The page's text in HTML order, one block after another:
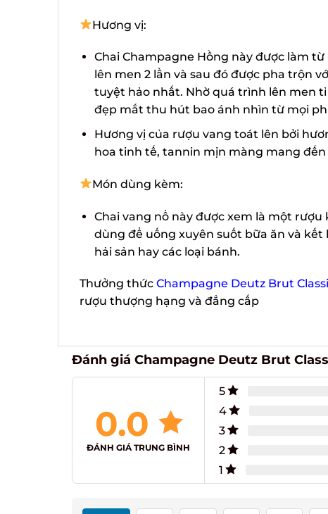
Hương vị:
Chai Champagne Hồng này được làm
lên men 2 lần và sau đó được pha trộn
tuyệt hảo nhất. Nhờ quá trình lên men
đẹp mắt thu hút bao ánh nhìn từ mọi
Hương vị của rượu vang toát lên bởi
hoa tinh tế, tannin mịn màng mang
Món dùng kèm:
Chai vang nổ này được xem là một rượu
dùng để uống xuyên suốt bữa ăn và
hải sản hay các loại bánh.
Thưởng thứcChampagne Deutz Brut
rượu thượng hạng và đẳng cấp
Đánh giá Champagne Deutz Brut
0.0
ĐÁNH GIÁ TRUNG BÌNH
5
4
3
2